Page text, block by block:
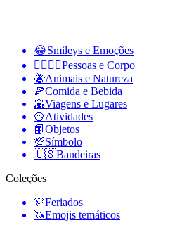
😂Smileys e Emoções
👩‍❤️‍💋‍👨Pessoas e Corpo
🐝Animais e Natureza
🍕Comida e Bebida
🌇Viagens e Lugares
🥎Atividades
📙Objetos
💯Símbolo
🇺🇸Bandeiras
Coleções
🎊Feriados
🦄Emojis temáticos